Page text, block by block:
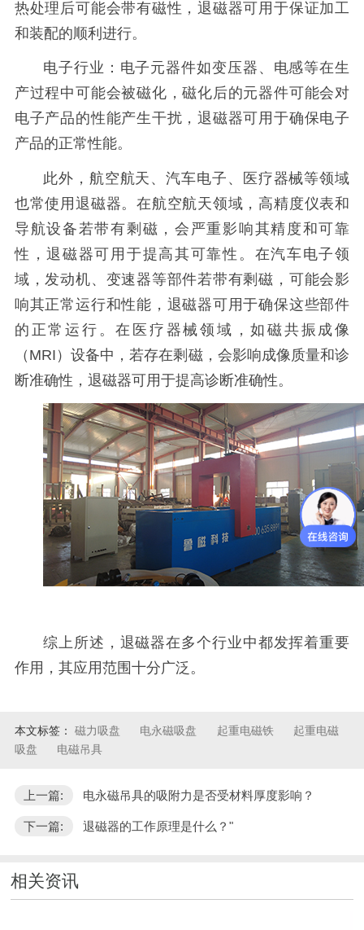
热处理后可能会带有磁性，退磁器可用于保证加工
和装配的顺利进行。
电子行业：电子元器件如变压器、电感等在生
产过程中可能会被磁化，磁化后的元器件可能会对
电子产品的性能产生干扰，退磁器可用于确保电子
产品的正常性能。
此外，航空航天、汽车电子、医疗器械等领域
也常使用退磁器。在航空航天领域，高精度仪表和
导航设备若带有剩磁，会严重影响其精度和可靠
性，退磁器可用于提高其可靠性。在汽车电子领
域，发动机、变速器等部件若带有剩磁，可能会影
响其正常运行和性能，退磁器可用于确保这些部件
的正常运行。在医疗器械领域，如磁共振成像
（MRI）设备中，若存在剩磁，会影响成像质量和诊
断准确性，退磁器可用于提高诊断准确性。
综上所述，退磁器在多个行业中都发挥着重要
作用，其应用范围十分广泛。
本文标签： 磁力吸盘 电永磁吸盘 起重电磁铁
起重电磁
吸盘
电磁吊具
上一篇: 电永磁吊具的吸附力是否受材料厚度影响？
下一篇: 退磁器的工作原理是什么？"
相关资讯